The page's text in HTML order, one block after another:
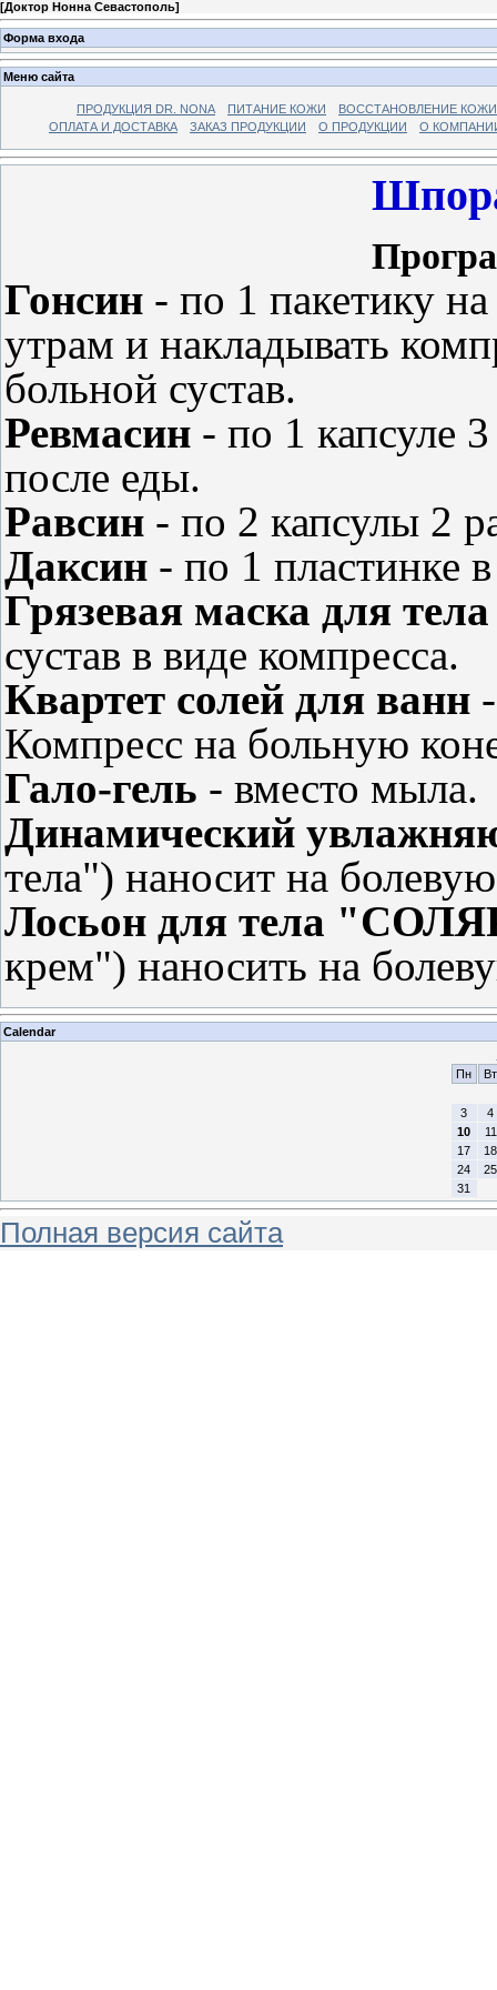
[Доктор Нонна Севастополь]
Форма входа
Меню сайта
ПРОДУКЦИЯ DR. NONA ПИТАНИЕ КОЖИ
ВОССТАНОВЛЕНИЕ КОЖИ
ОПЛАТА И ДОСТАВКА
ЗАКАЗ ПРОДУКЦИИ О ПРОДУКЦИИ О
Гонсин - по 1 пакетику
утрам и накладывать
больной сустав.
Ревмасин - по 1 капсуле
после еды.
Равсин - по 2 капсулы 2
Даксин - по 1 пластинке
Грязевая маска для тела
сустав в виде компресса.
Квартет солей для ванн
Компресс на больную
Гало-гель - вместо мыла.
Динамический
тела") наносит на
Лосьон для тела
крем") наносить на
Calendar
Пн
Вт
3
4
10
11
17
18
24
25
31
Полная версия сайта